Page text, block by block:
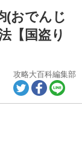
(おでんじ
【国盗り
攻略大百科編集部